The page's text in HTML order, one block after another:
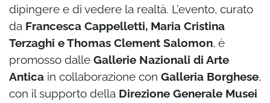
dipingere e di vedere la realtà. L’evento, curato
da Francesca Cappelletti, Maria Cristina
Terzaghi e Thomas Clement Salomon, è
promosso dalle Gallerie Nazionali di Arte
Antica in collaborazione con Galleria Borghese,
con il supporto della Direzione Generale Musei